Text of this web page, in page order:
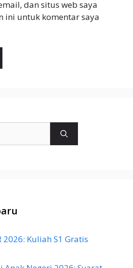
dan situs web saya
ini untuk komentar saya
2026: Kuliah S1 Gratis